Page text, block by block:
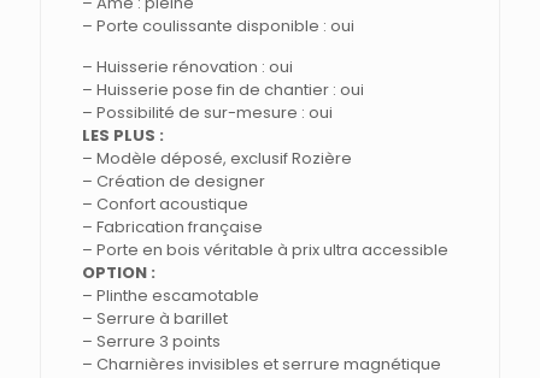
– Porte coulissante disponible : oui
– Huisserie rénovation : oui
– Huisserie pose fin de chantier : oui
– Possibilité de sur-mesure : oui
LES PLUS :
– Modèle déposé, exclusif Rozière
– Création de designer
– Confort acoustique
– Fabrication française
– Porte en bois véritable à prix ultra accessible
OPTION :
– Plinthe escamotable
– Serrure à barillet
– Serrure 3 points
– Charnières invisibles et serrure magnétique